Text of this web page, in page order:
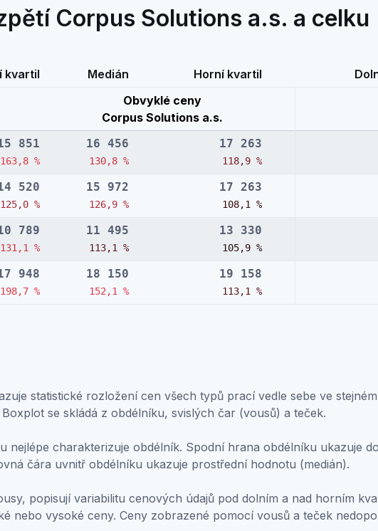
Corpus Solutions a.s. a celku
kvartil Medián Horní kvartil
Obvyklé ceny
Corpus Solutions a.s.
851
163,8 %
16 456
130,8 %
17 263
118,9 %
520
125,0 %
15 972
126,9 %
17 263
108,1 %
789
131,1 %
11 495
113,1 %
13 330
105,9 %
948
198,7 %
18 150
152,1 %
19 158
113,1 %
statistické rozložení cen všech typů prací vedle sebe ve
se skládá z obdélníku, svislých čar (vousů) a teček.
nejlépe charakterizuje obdélník. Spodní hrana obdélníku ukazuje
čára uvnitř obdélníku ukazuje prostřední hodnotu (medián).
popisují variabilitu cenových údajů pod dolním a nad horním
nebo vysoké ceny. Ceny zobrazené pomocí vousů a teček